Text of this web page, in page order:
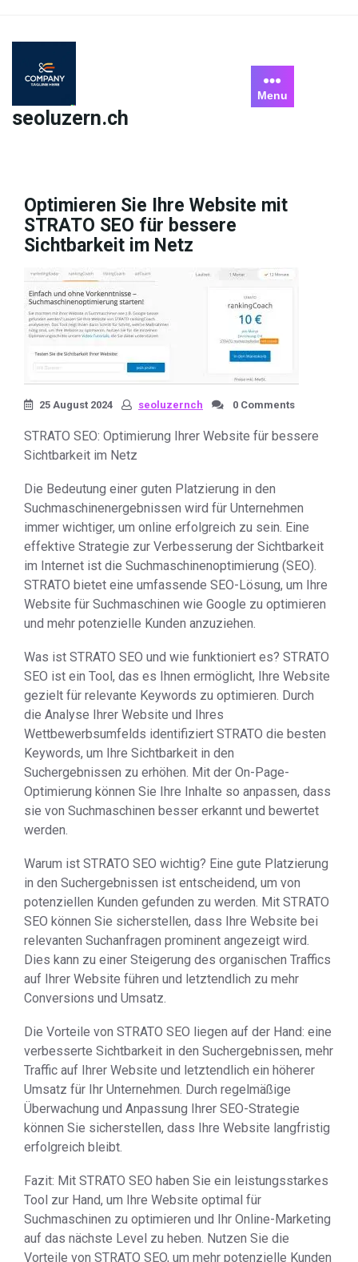
content
seoluzern.ch
Menu
Optimieren Sie Ihre Website mit
STRATO SEO für bessere
Sichtbarkeit im Netz
25 August 2024 seoluzernch 0 Comments
STRATO SEO: Optimierung Ihrer Website für bessere
Sichtbarkeit im Netz
Die Bedeutung einer guten Platzierung in den
Suchmaschinenergebnissen wird für Unternehmen
immer wichtiger, um online erfolgreich zu sein. Eine
effektive Strategie zur Verbesserung der Sichtbarkeit
im Internet ist die Suchmaschinenoptimierung (SEO).
STRATO bietet eine umfassende SEO-Lösung, um Ihre
Website für Suchmaschinen wie Google zu optimieren
und mehr potenzielle Kunden anzuziehen.
Was ist STRATO SEO und wie funktioniert es? STRATO
SEO ist ein Tool, das es Ihnen ermöglicht, Ihre Website
gezielt für relevante Keywords zu optimieren. Durch
die Analyse Ihrer Website und Ihres
Wettbewerbsumfelds identifiziert STRATO die besten
Keywords, um Ihre Sichtbarkeit in den
Suchergebnissen zu erhöhen. Mit der On-Page-
Optimierung können Sie Ihre Inhalte so anpassen, dass
sie von Suchmaschinen besser erkannt und bewertet
werden.
Warum ist STRATO SEO wichtig? Eine gute Platzierung
in den Suchergebnissen ist entscheidend, um von
potenziellen Kunden gefunden zu werden. Mit STRATO
SEO können Sie sicherstellen, dass Ihre Website bei
relevanten Suchanfragen prominent angezeigt wird.
Dies kann zu einer Steigerung des organischen Traffics
auf Ihrer Website führen und letztendlich zu mehr
Conversions und Umsatz.
Die Vorteile von STRATO SEO liegen auf der Hand: eine
verbesserte Sichtbarkeit in den Suchergebnissen, mehr
Traffic auf Ihrer Website und letztendlich ein höherer
Umsatz für Ihr Unternehmen. Durch regelmäßige
Überwachung und Anpassung Ihrer SEO-Strategie
können Sie sicherstellen, dass Ihre Website langfristig
erfolgreich bleibt.
Fazit: Mit STRATO SEO haben Sie ein leistungsstarkes
Tool zur Hand, um Ihre Website optimal für
Suchmaschinen zu optimieren und Ihr Online-Marketing
auf das nächste Level zu heben. Nutzen Sie die
Vorteile von STRATO SEO, um mehr potenzielle Kunden